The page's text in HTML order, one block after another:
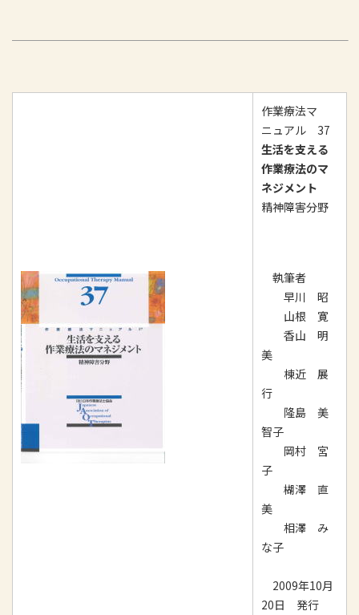
作業療法マ
ニュアル 37
生活を支える
作業療法のマ
ネジメント
精神障害分野
執筆者
早川 昭
山根 寛
香山 明
美
棟近 展
行
隆島 美
智子
岡村 宮
子
楜澤 直
美
相澤 み
な子
2009年10月
20日 発行